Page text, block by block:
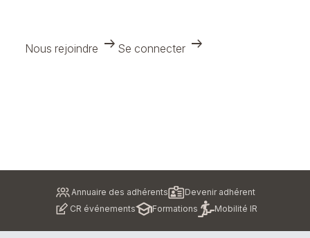
Nous rejoindre arrow_right_alt Se connecter arrow_right_alt
Annuaire des adhérents
Devenir adhérent
CR événements
Formations Mobilité IR